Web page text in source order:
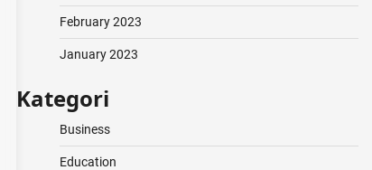
February 2023
January 2023
Kategori
Business
Education